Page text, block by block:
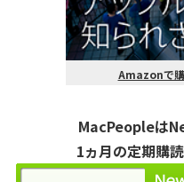
Amazonで
MacPeopleは
1ヵ月の定期購